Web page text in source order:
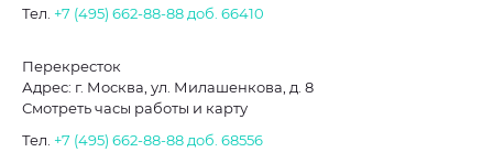
Тел. +7 (495) 662-88-88 доб. 66410
Перекресток
Адрес: г. Москва, ул. Милашенкова, д. 8
Смотреть часы работы и карту
Тел. +7 (495) 662-88-88 доб. 68556